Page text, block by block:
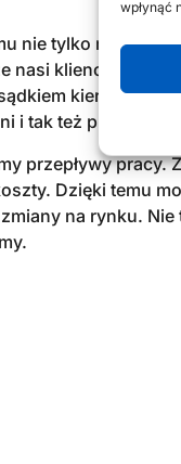
wpłynąć
nie tylko my
nasi klienci.
kierujemy
i tak też pracujemy
przepływy pracy.
Dzięki temu
na rynku.